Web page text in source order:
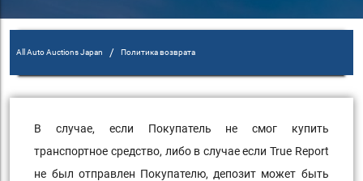
All Auto Auctions Japan / Политика возврата
В случае, если Покупатель не смог купить
транспортное средство, либо в случае если True Report
не был отправлен Покупателю, депозит может быть